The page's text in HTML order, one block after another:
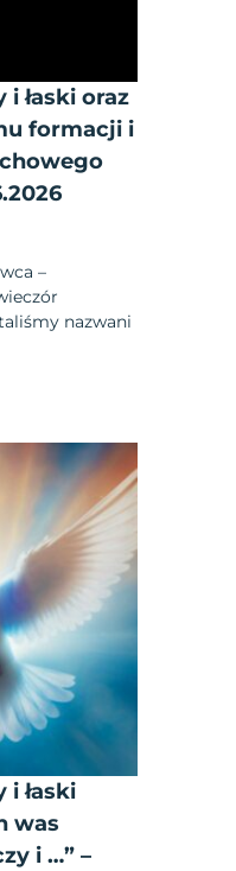
łaski oraz
formacji i
–
nazwani
łaski
was
i …” –